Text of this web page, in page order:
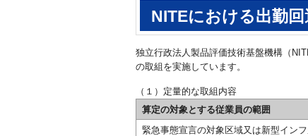
NITEにおける出勤
独立行政法人製品評価技術基盤機構（
の取組を実施しています。
（１）定量的な取組内容
算定の対象とする従業員の範囲
緊急事態宣言の対象区域又は新型イン